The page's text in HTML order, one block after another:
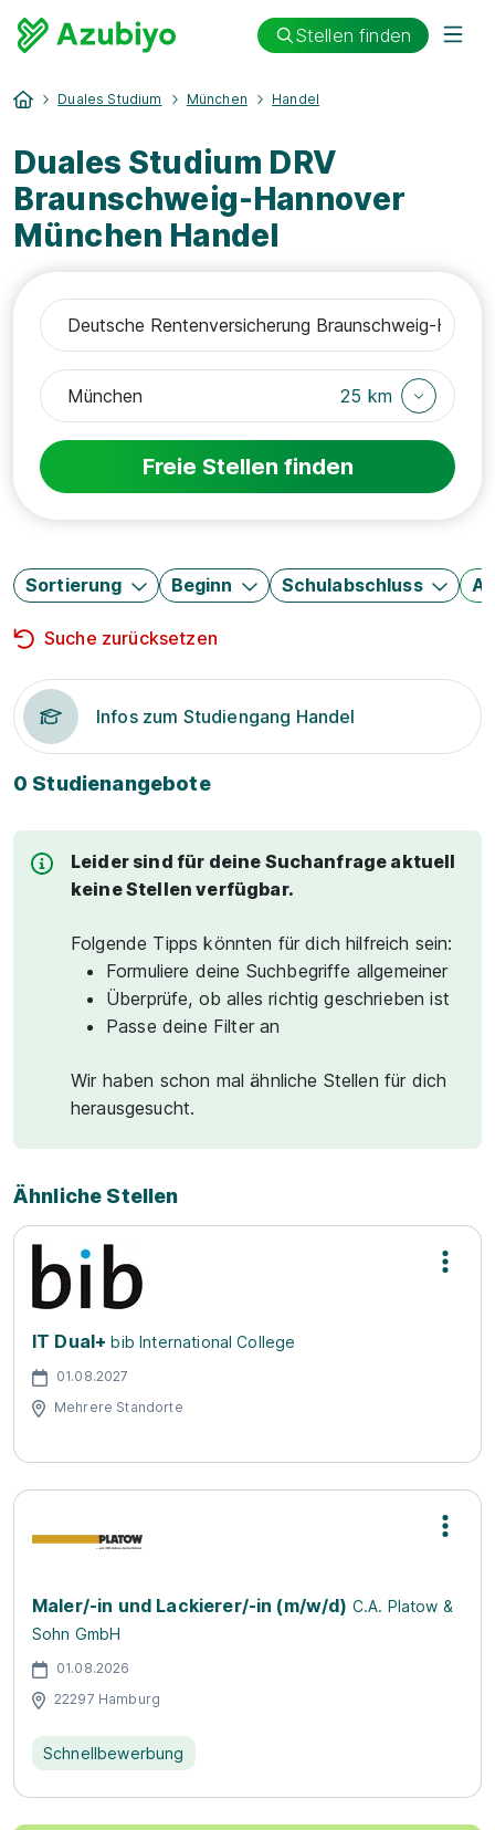
Stellen finden
Duales Studium München Handel
Duales Studium DRV
Braunschweig-Hannover
München Handel
25 km
Freie Stellen finden
Sortierung Beginn Schulabschluss
Suche zurücksetzen
Infos zum Studiengang Handel
0 Studienangebote
Leider sind für deine Suchanfrage aktuell
keine Stellen verfügbar.
Folgende Tipps könnten für dich hilfreich sein:
Formuliere deine Suchbegriffe allgemeiner
Überprüfe, ob alles richtig geschrieben ist
Passe deine Filter an
Wir haben schon mal ähnliche Stellen für dich
herausgesucht.
Ähnliche Stellen
IT Dual+ bib International College
01.08.2027
Mehrere Standorte
Maler/-in und Lackierer/-in (m/w/d) C.A. Platow &
Sohn GmbH
01.08.2026
22297 Hamburg
Schnellbewerbung